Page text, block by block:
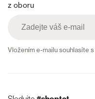
z oboru
Vložením e-mailu souhlasíte s